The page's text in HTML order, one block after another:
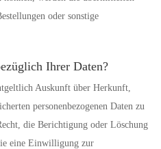
oder sonstige
Ihrer Daten?
Auskunft über Herkunft,
personenbezogenen Daten zu
die Berichtigung oder Löschung
eine Einwilligung zur